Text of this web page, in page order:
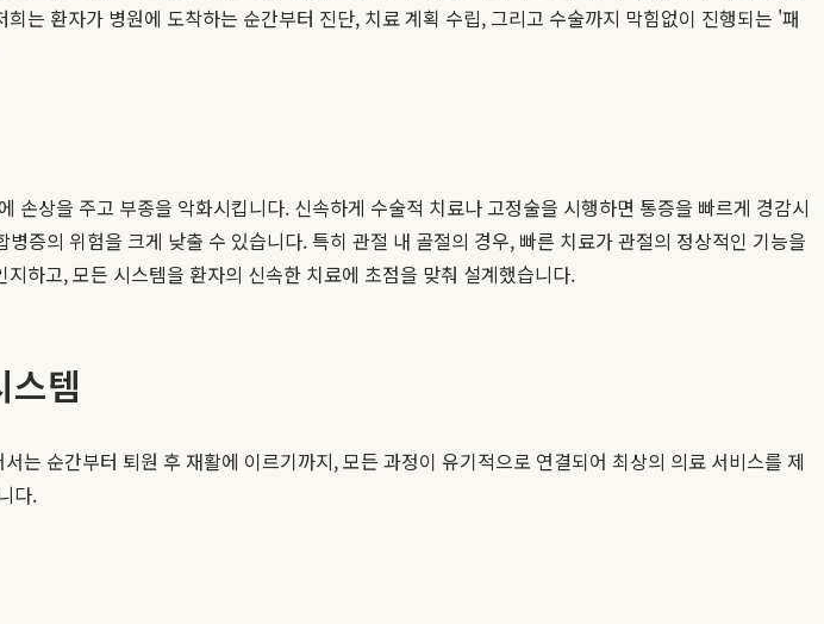
는 환자가 병원에 도착하는 순간부터 진단, 치료 계획 수립, 그리고 수술까지 막힘없이 진행되는 '패
상을 주고 부종을 악화시킵니다. 신속하게 수술적 치료나 고정술을 시행하면 통증을 빠르게 경감시
증의 위험을 크게 낮출 수 있습니다. 특히 관절 내 골절의 경우, 빠른 치료가 관절의 정상적인 기능을
하고, 모든 시스템을 환자의 신속한 치료에 초점을 맞춰 설계했습니다.
스템
순간부터 퇴원 후 재활에 이르기까지, 모든 과정이 유기적으로 연결되어 최상의 의료 서비스를 제
다.